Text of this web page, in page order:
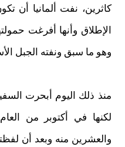
كاثرين، نفت ألمانيا أن
الإطلاق وأنها أفرغت
وهو ما سبق ونفته الجبل
منذ ذلك اليوم أبحرت
لكنها في أكتوبر من
والعشرين منه وبعد أن